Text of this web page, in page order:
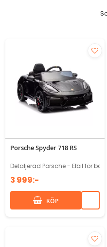
Porsche Spyder 718 RS
Detaljerad Porsche - Elbil för barn
3 999:-
KÖP